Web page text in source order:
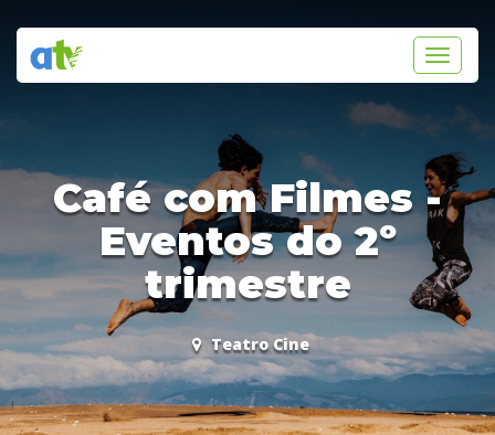
Toggle
Café com Filmes -
Eventos do 2º
trimestre
Teatro Cine